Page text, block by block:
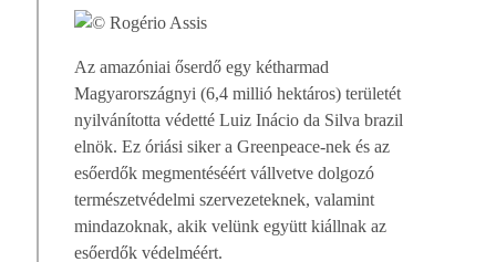
Az amazóniai őserdő egy kétharmad
Magyarországnyi (6,4 millió hektáros) területét
nyilvánította védetté Luiz Inácio da Silva brazil
elnök. Ez óriási siker a Greenpeace-nek és az
esőerdők megmentéséért vállvetve dolgozó
természetvédelmi szervezeteknek, valamint
mindazoknak, akik velünk együtt kiállnak az
esőerdők védelméért.